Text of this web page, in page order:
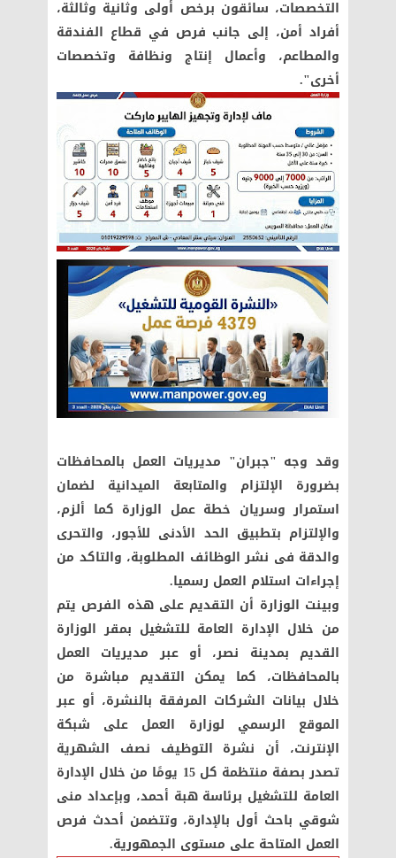
التخصصات، سائقون برخص أولى وثانية وثالثة،
أفراد أمن، إلى جانب فرص في قطاع الفندقة
والمطاعم، وأعمال إنتاج ونظافة وتخصصات
أخرى".
وقد وجه "جبران" مديريات العمل بالمحافظات
بضرورة الإلتزام والمتابعة الميدانية لضمان
استمرار وسريان خطة عمل الوزارة كما ألزم،
والإلتزام بتطبيق الحد الأدنى للأجور، والتحرى
والدقة فى نشر الوظائف المطلوبة، والتاكد من
إجراءات استلام العمل رسميا.
وبينت الوزارة أن التقديم على هذه الفرص يتم
من خلال الإدارة العامة للتشغيل بمقر الوزارة
القديم بمدينة نصر، أو عبر مديريات العمل
بالمحافظات، كما يمكن التقديم مباشرة من
خلال بيانات الشركات المرفقة بالنشرة، أو عبر
الموقع الرسمي لوزارة العمل على شبكة
الإنترنت، أن نشرة التوظيف نصف الشهرية
تصدر بصفة منتظمة كل 15 يومًا من خلال الإدارة
العامة للتشغيل برئاسة هبة أحمد، وبإعداد منى
شوقي باحث أول بالإدارة، وتتضمن أحدث فرص
العمل المتاحة على مستوى الجمهورية.